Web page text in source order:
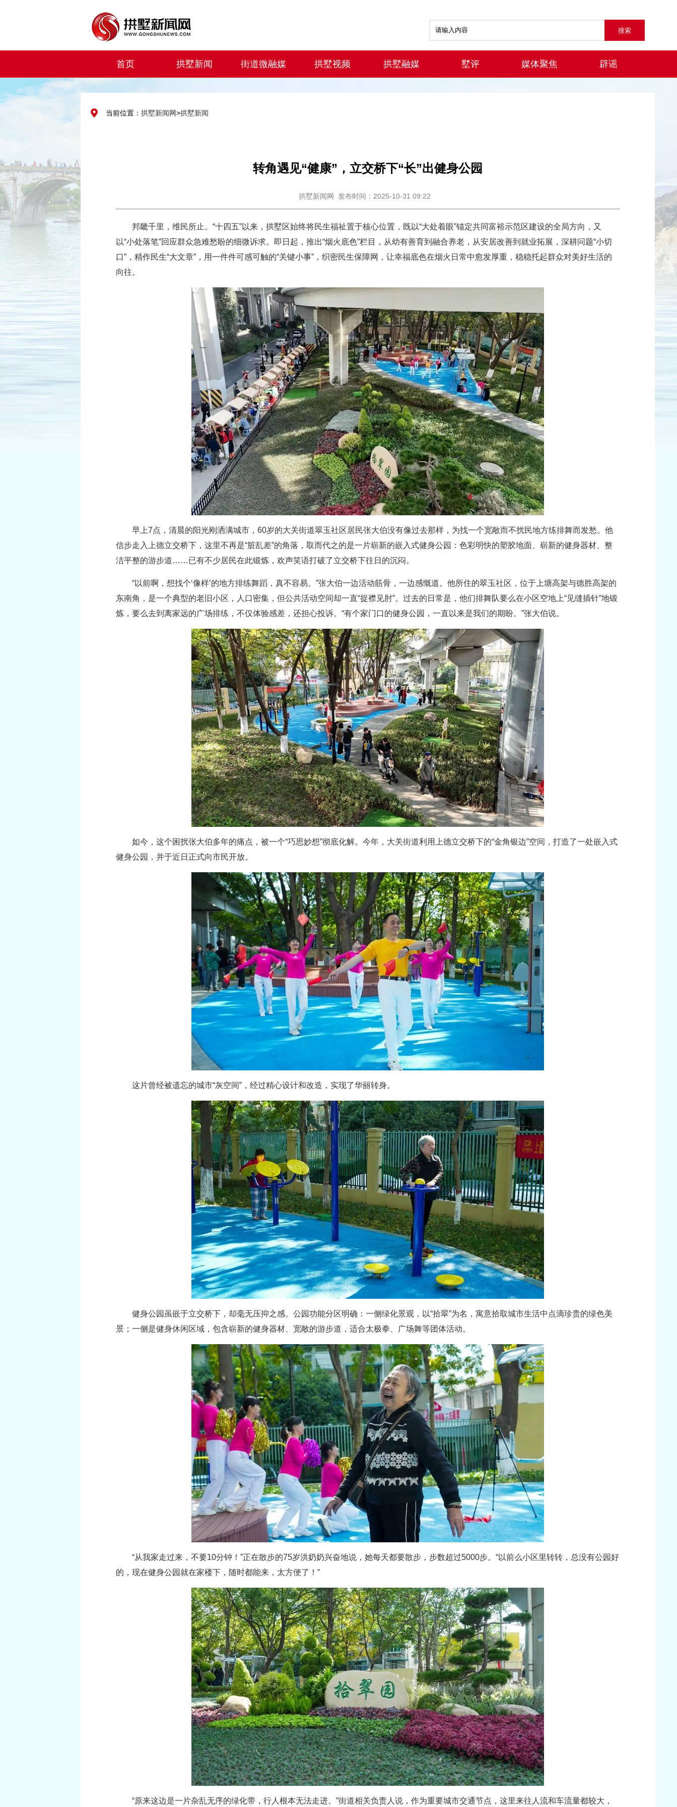
首页 拱墅新闻 街道微融媒 拱墅视频 拱墅融媒 墅评 媒体聚焦 辟谣
当前位置： 拱墅新闻网>拱墅新闻
转角遇见“健康”，立交桥下“长”出健身公园
拱墅新闻网 发布时间：2025-10-31 09:22
邦畿千里，维民所止。“十四五”以来，拱墅区始终将民生福祉置于核心位置，既以“大处着眼”锚定共同富裕示范区建设的全局方向，又
以“小处落笔”回应群众急难愁盼的细微诉求。即日起，推出“烟火底色”栏目，从幼有善育到融合养老，从安居改善到就业拓展，深耕问题“小切
口”，精作民生“大文章”，用一件件可感可触的“关键小事”，织密民生保障网，让幸福底色在烟火日常中愈发厚重，稳稳托起群众对美好生活的
向往。
早上7点，清晨的阳光刚洒满城市，60岁的大关街道翠玉社区居民张大伯没有像过去那样，为找一个宽敞而不扰民地方练排舞而发愁。他
信步走入上德立交桥下，这里不再是“脏乱差”的角落，取而代之的是一片崭新的嵌入式健身公园：色彩明快的塑胶地面、崭新的健身器材、整
洁平整的游步道……已有不少居民在此锻炼，欢声笑语打破了立交桥下往日的沉闷。
“以前啊，想找个‘像样’的地方排练舞蹈，真不容易。”张大伯一边活动筋骨，一边感慨道。他所住的翠玉社区，位于上塘高架与德胜高架的
东南角，是一个典型的老旧小区，人口密集，但公共活动空间却一直“捉襟见肘”。过去的日常是，他们排舞队要么在小区空地上“见缝插针”地锻
炼，要么去到离家远的广场排练，不仅体验感差，还担心投诉。“有个家门口的健身公园，一直以来是我们的期盼。”张大伯说。
如今，这个困扰张大伯多年的痛点，被一个“巧思妙想”彻底化解。今年，大关街道利用上德立交桥下的“金角银边”空间，打造了一处嵌入式
健身公园，并于近日正式向市民开放。
这片曾经被遗忘的城市“灰空间”，经过精心设计和改造，实现了华丽转身。
健身公园虽嵌于立交桥下，却毫无压抑之感。公园功能分区明确：一侧绿化景观，以“拾翠”为名，寓意拾取城市生活中点滴珍贵的绿色美
景；一侧是健身休闲区域，包含崭新的健身器材、宽敞的游步道，适合太极拳、广场舞等团体活动。
“从我家走过来，不要10分钟！”正在散步的75岁洪奶奶兴奋地说，她每天都要散步，步数超过5000步。“以前么小区里转转，总没有公园好
的，现在健身公园就在家楼下，随时都能来，太方便了！”
“原来这边是一片杂乱无序的绿化带，行人根本无法走进。”街道相关负责人说，作为重要城市交通节点，这里来往人流和车流量都较大，